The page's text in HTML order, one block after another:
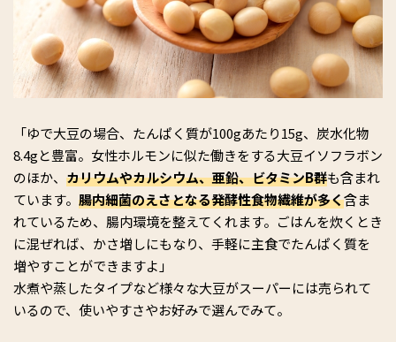
「ゆで大豆の場合、たんぱく質が100gあたり15g、炭水化物
8.4gと豊富。女性ホルモンに似た働きをする大豆イソフラボン
のほか、 カリウムやカルシウム、亜鉛、ビタミンB群も含まれ
ています。 腸内細菌のえさとなる発酵性食物繊維が多く含ま
れているため、腸内環境を整えてくれます。ごはんを炊くとき
に混ぜれば、かさ増しにもなり、手軽に主食でたんぱく質を
増やすことができますよ」
水煮や蒸したタイプなど様々な大豆がスーパーには売られて
いるので、使いやすさやお好みで選んでみて。